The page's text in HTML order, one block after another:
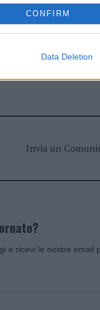
CONFIRM
Data Deletion
Invia un
e ricevi le nostre